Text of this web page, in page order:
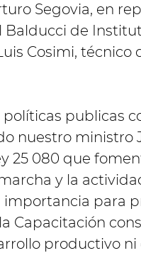
Segovia, en
Balducci de
Cosimi, técnico
publicas
nuestro ministro
25 080 que
y la
para
Capacitación
productivo ni